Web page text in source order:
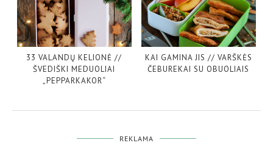
33 VALANDŲ KELIONĖ //
ŠVEDIŠKI MEDUOLIAI
„PEPPARKAKOR“
KAI GAMINA JIS // VARŠKĖS
ČEBUREKAI SU OBUOLIAIS
REKLAMA